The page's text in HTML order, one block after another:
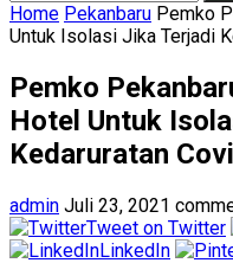
Home Pekanbaru Pemko
Untuk Isolasi Jika Terjadi
Pemko
Hotel Untuk
Kedaruratan
admin Juli 23, 2021
Tweet on Twitter
LinkedIn